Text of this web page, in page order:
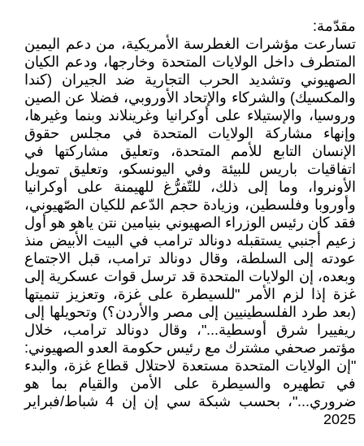
مقدّمة:
تسارعت مؤشرات الغطرسة الأمريكية، من دعم اليمين
المتطرف داخل الولايات المتحدة وخارجها، ودعم الكيان
الصهيوني وتشديد الحرب التجارية ضد الجيران (كندا
والمكسيك) والشركاء والإتحاد الأوروبي، فضلا عن الصين
وروسيا، والإستيلاء على أوكرانيا وغرينلاند وبنما وغيرها،
وإنهاء مشاركة الولايات المتحدة في مجلس حقوق
الإنسان التابع للأمم المتحدة، وتعليق مشاركتها في
اتفاقيات باريس للبيئة وفي اليونسكو، وتعليق تمويل
الأونروا، وما إلى ذلك، للتّفرُّغ للهيمنة على أوكرانيا
وأوروبا وفلسطين، وزيادة حجم الدّعم للكيان الصّهيوني،
فقد كان رئيس الوزراء الصهيوني بنيامين نتن ياهو هو أول
زعيم أجنبي يستقبله دونالد ترامب في البيت الأبيض منذ
عودته إلى السلطة، وقال دونالد ترامب، قبل الاجتماع
وبعده، إن الولايات المتحدة قد ترسل قوات عسكرية إلى
غزة إذا لزم الأمر "للسيطرة على غزة، وتعزيز تنميتها
(بعد طرد الفلسطينيين إلى مصر والأردن؟) وتحويلها إلى
ريفييرا شرق أوسطية..."، وقال دونالد ترامب، خلال
مؤتمر صحفي مشترك مع رئيس حكومة العدو الصهيوني:
"إن الولايات المتحدة مستعدة لاحتلال قطاع غزة، والبدء
في تطهيره والسيطرة على الأمن والقيام بما هو
ضروري..."، بحسب شبكة سي إن إن 4 شباط/فبراير
2025